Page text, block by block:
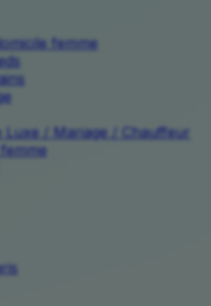
femme
Luxe / Mariage / Chauffeur